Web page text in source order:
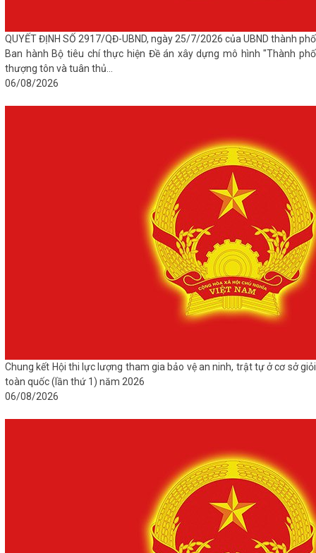
QUYẾT ĐỊNH SỐ 2917/QĐ-UBND, ngày 25/7/2026 của UBND thành phố
Ban hành Bộ tiêu chí thực hiện Đề án xây dựng mô hình "Thành phố
thượng tôn và tuân thủ...
06/08/2026
Chung kết Hội thi lực lượng tham gia bảo vệ an ninh, trật tự ở cơ sở giỏi
toàn quốc (lần thứ 1) năm 2026
06/08/2026